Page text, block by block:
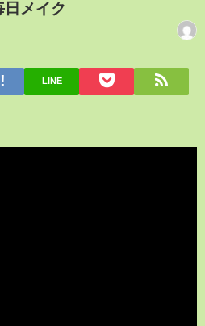
メイク
LINE